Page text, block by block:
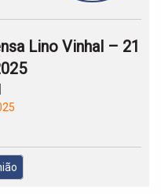
Lino Vinhal – 21